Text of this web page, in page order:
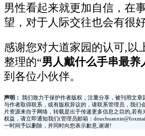
男性看起来就更加自信，在
望，对于人际交往也会有很好
感谢您对大道家园的认可,以
整理的“男人戴什么手串最养
到各位小伙伴。
声明：
我们致力于保护作者版权，注重分享，被刊用文
与作者取得联系，或有版权异议的，请联系管理员，我们
片资源来自于网络，转载是出于传递更多信息之目的,若
权益，请立即通知我们(管理员邮箱：
一时间予以删除，并同时向您表示歉意,谢谢!